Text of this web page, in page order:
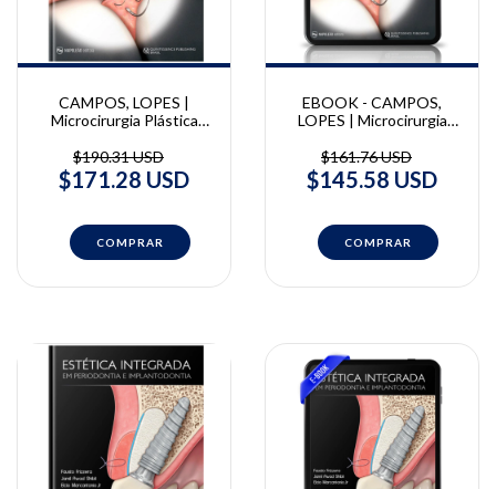
CAMPOS, LOPES |
Microcirurgia Plástica
Implantar | Cláudio Julio
Lopes, Glécio Vaz de
Campos
$190.31 USD
$171.28 USD
EBOOK - CAMPOS,
LOPES | Microcirurgia
Peri-Implantar | Cláudio
Julio Lopes, Glécio Vaz de
Campos
$161.76 USD
$145.58 USD